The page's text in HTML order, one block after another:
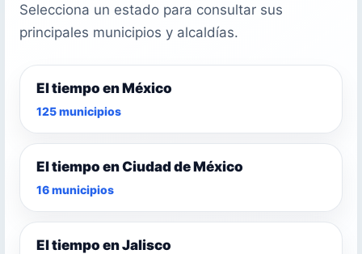
Selecciona un estado para consultar sus
principales municipios y alcaldías.
El tiempo en México
125 municipios
El tiempo en Ciudad de México
16 municipios
El tiempo en Jalisco